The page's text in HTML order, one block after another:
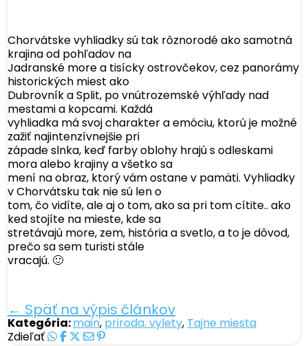
Chorvátske vyhliadky sú tak rôznorodé ako samotná
krajina od pohľadov na
Jadranské more a tisícky ostrovčekov, cez panorámy
historických miest ako
Dubrovník a Split, po vnútrozemské výhľady nad
mestami a kopcami. Každá
vyhliadka má svoj charakter a emóciu, ktorú je možné
zažiť najintenzívnejšie pri
západe slnka, keď farby oblohy hrajú s odleskami
mora alebo krajiny a všetko sa
mení na obraz, ktorý vám ostane v pamäti. Vyhliadky
v Chorvátsku tak nie sú len o
tom, čo vidíte, ale aj o tom, ako sa pri tom cítite.. ako
ked stojíte na mieste, kde sa
stretávajú more, zem, história a svetlo, a to je dôvod,
prečo sa sem turisti stále
vracajú. 🙂
← Späť na výpis článkov
Kategória:main, priroda. vylety, Tajne miesta
Zdieľať